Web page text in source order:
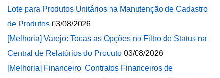
Lote para Produtos Unitários na Manutenção de Cadastro
de Produtos 03/08/2026
[Melhoria] Varejo: Todas as Opções no Filtro de Status na
Central de Relatórios do Produto 03/08/2026
[Melhoria] Financeiro: Contratos Financeiros de